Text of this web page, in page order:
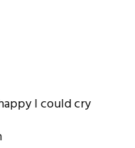
I could cry